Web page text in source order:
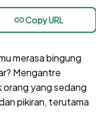
Copy URL
merasa bingung
Mengantre
orang yang sedang
pikiran, terutama